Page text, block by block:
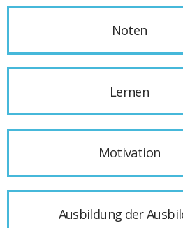
Noten
Lernen
Motivation
Ausbildung der